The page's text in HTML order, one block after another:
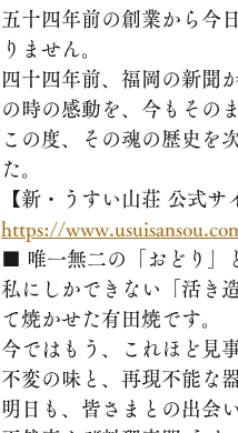
五十四年前の創業から今
りません。
四十四年前、福岡の新聞
の時の感動を、今もその
この度、その魂の歴史を
た。
【新・うすい山荘 公式サ
https://
​■ 唯一無二の「おどり」
私にしかできない「活き
て焼かせた有田焼です。
今ではもう、これほど見
不変の味と、再現不能な
明日も、皆さまとの出会